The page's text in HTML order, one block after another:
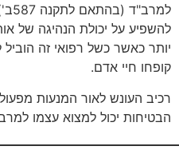
להשפיע על יכולת הנהיגה של
יותר כאשר כשל רפואי זה
קופחו חיי אדם.
רכיב העונש לאור המנעות
הבטיחות יכול למצוא עצמו